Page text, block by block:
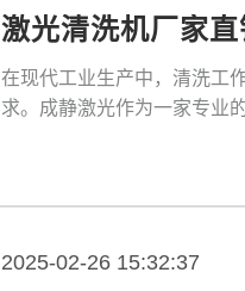
激光清洗机厂家
在现代工业生产中，清洗工
求。成静激光作为一家专业
2025-02-26 15:32:37